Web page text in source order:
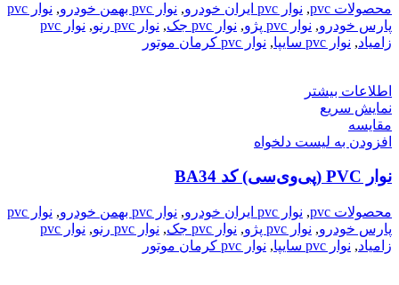
محصولات pvc , نوار pvc ایران خودرو , نوار pvc بهمن خودرو ,
نوار pvc
پارس خودرو, نوار pvc پژو , نوار pvc جک , نوار pvc رنو ,
نوار pvc
زامیاد, نوار pvc سایپا , نوار pvc کرمان موتور
اطلاعات بیشتر
نمایش سریع
مقایسه
افزودن به لیست دلخواه
نوار PVC (پی‌وی‌سی) کد BA34
محصولات pvc , نوار pvc ایران خودرو , نوار pvc بهمن خودرو ,
نوار pvc
پارس خودرو, نوار pvc پژو , نوار pvc جک , نوار pvc رنو ,
نوار pvc
زامیاد, نوار pvc سایپا , نوار pvc کرمان موتور